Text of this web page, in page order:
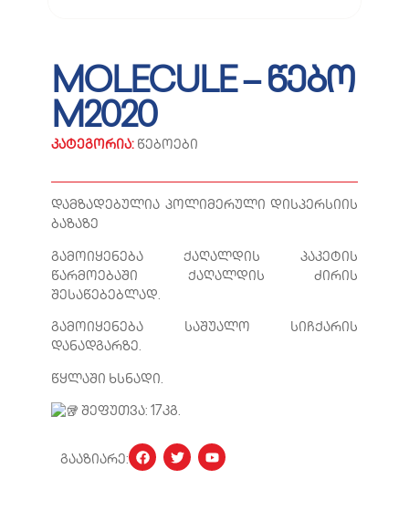
MOLECULE – წებო
M2020
კატეგორია: წებოები
დამზადებულია პოლიმერული დისპერსიის
ბაზაზე
გამოიყენება ქაღალდის პაკეტის
წარმოებაში ქაღალდის ძირის
შესაწებებლად.
გამოიყენება საშუალო სიჩქარის
დანადგარზე.
წყლაში ხსნადი.
შეფუთვა: 17კგ.
გააზიარე: